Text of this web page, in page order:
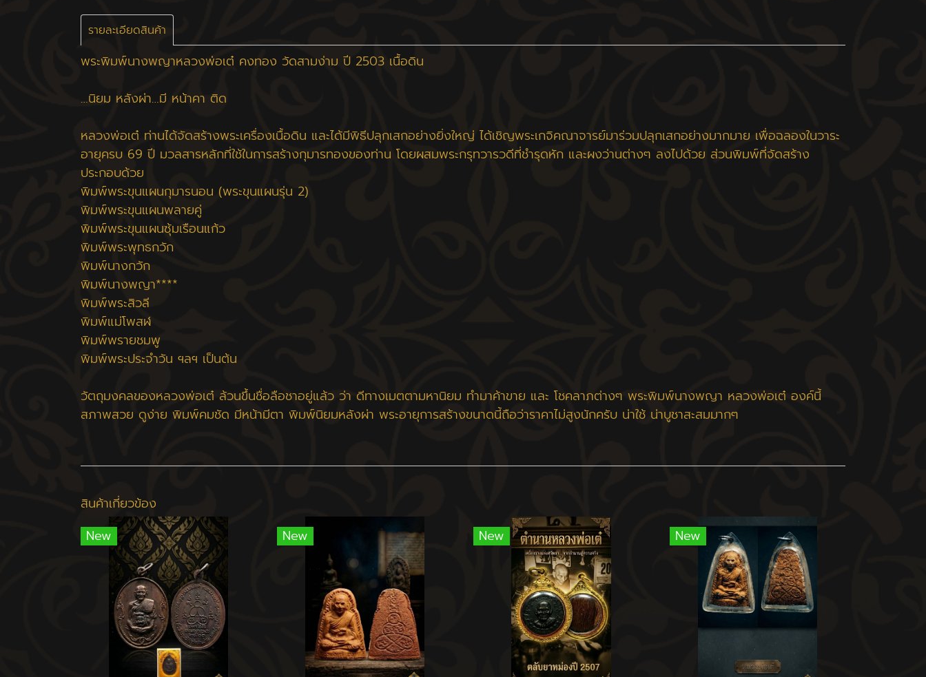
รายละเอียดสินค้า
พระพิมพ์นางพญาหลวงพ่อเต๋ คงทอง วัดสามง่าม ปี 2503 เนื้อดิน
…นิยม หลังผ่า…มี หน้าคา ติด
หลวงพ่อเต๋ ท่านได้จัดสร้างพระเครื่องเนื้อดิน และได้มีพิธีปลุกเสกอย่างยิ่งใหญ่ ได้เชิญพระเกจิคณาจารย์มาร่วมปลุกเสกอย่างมากมาย เพื่อฉลองในวาระ
อายุครบ 69 ปี มวลสารหลักที่ใช้ในการสร้างกุมารทองของท่าน โดยผสมพระกรุทวารวดีที่ชำรุดหัก และผงว่านต่างๆ ลงไปด้วย ส่วนพิมพ์ที่จัดสร้าง
ประกอบด้วย
พิมพ์พระขุนแผนกุมารนอน (พระขุนแผนรุ่น 2)
พิมพ์พระขุนแผนพลายคู่
พิมพ์พระขุนแผนซุ้มเรือนแก้ว
พิมพ์พระพุทธกวัก
พิมพ์นางกวัก
พิมพ์นางพญา****
พิมพ์พระสิวลี
พิมพ์แม่โพสฬ
พิมพ์พรายชมพู
พิมพ์พระประจำวัน ฯลฯ เป็นต้น
วัตถุมงคลของหลวงพ่อเต๋ ล้วนขึ้นชื่อลือชาอยู่แล้ว ว่า ดีทางเมตตามหานิยม ทำมาค้าขาย และ โชคลาภต่างๆ พระพิมพ์นางพญา หลวงพ่อเต๋ องค์นี้
สภาพสวย ดูง่าย พิมพ์คมชัด มีหน้ามีตา พิมพ์นิยมหลังผ่า พระอายุการสร้างขนาดนี้ถือว่าราคาไม่สูงนักครับ น่าใช้ น่าบูชาสะสมมากๆ
สินค้าเกี่ยวข้อง
New
New New New